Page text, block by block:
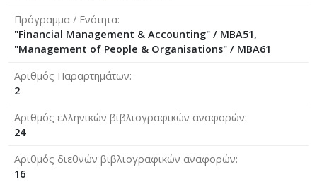
Πρόγραμμα / Ενότητα
"Financial Management & Accounting" / MBA51,
"Management of People & Organisations" / MBA61
Αριθμός Παραρτημάτων
2
Αριθμός ελληνικών βιβλιογραφικών αναφορών
24
Αριθμός διεθνών βιβλιογραφικών αναφορών
16